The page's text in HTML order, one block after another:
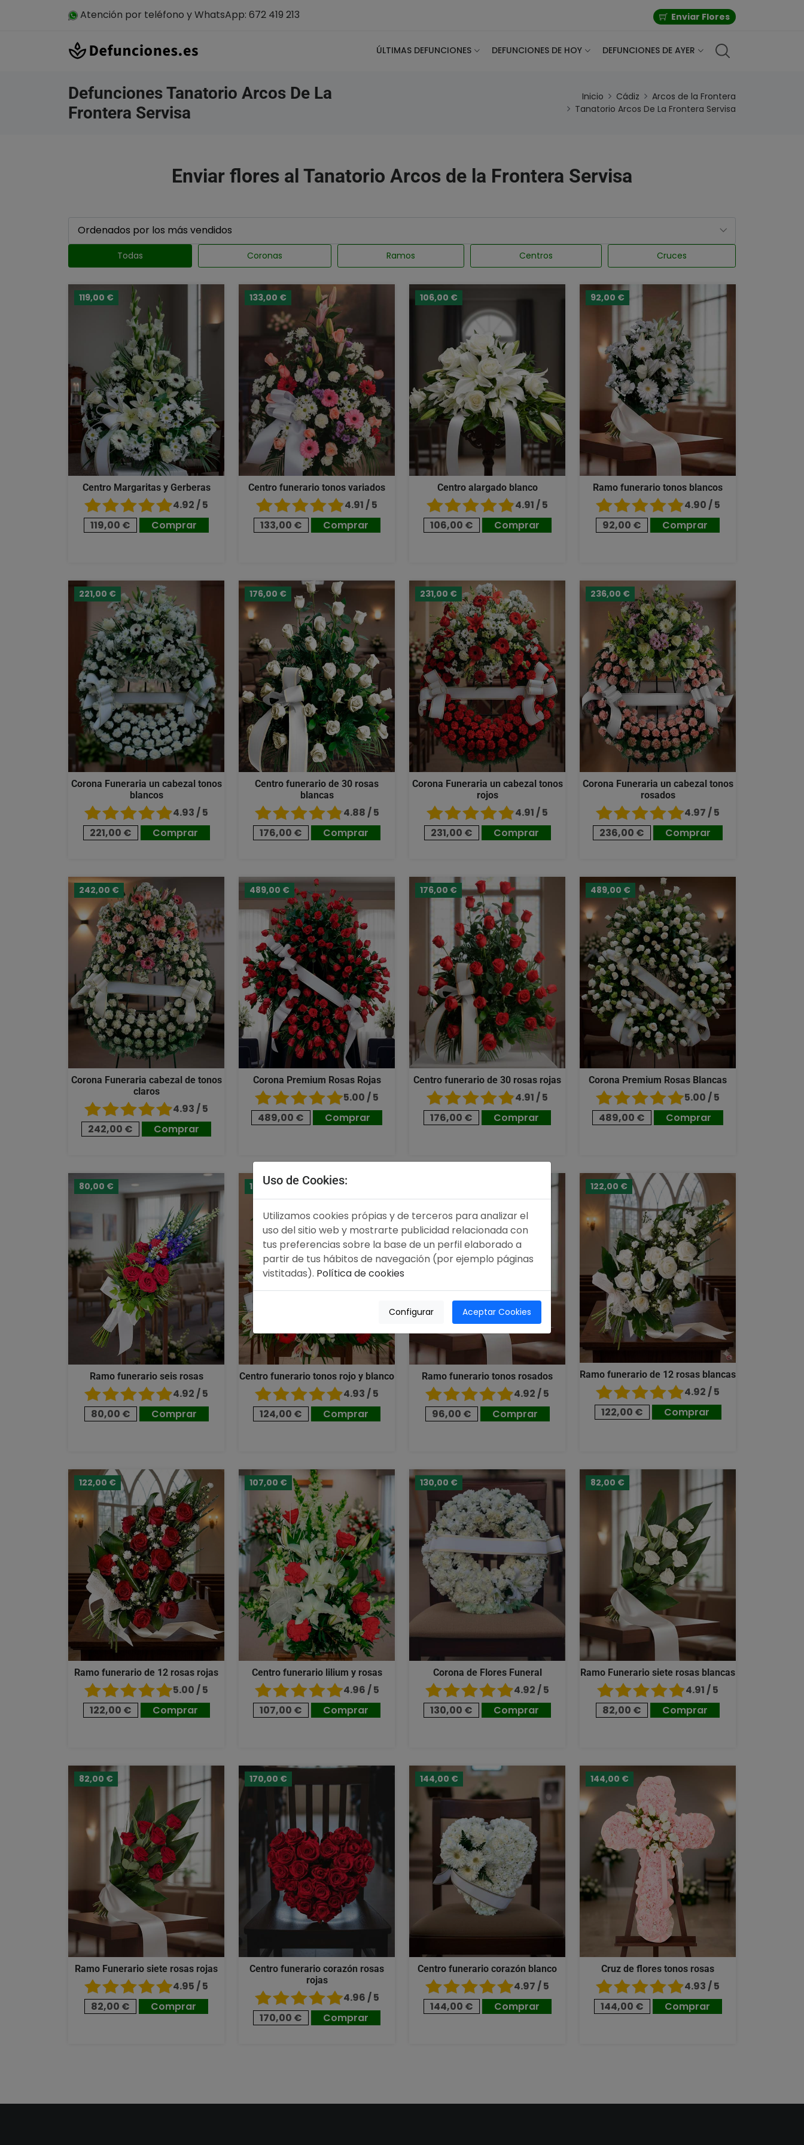
Atención por teléfono y WhatsApp: 672 419 213 Enviar Flores
ÚLTIMAS DEFUNCIONES DEFUNCIONES DE HOY DEFUNCIONES DE AYER
Defunciones Tanatorio Arcos De La
Frontera Servisa
Inicio Cádiz
Arcos de la Frontera
Tanatorio Arcos De La Frontera Servisa
Enviar flores al Tanatorio Arcos de la Frontera Servisa
Todas Coronas Ramos Centros Cruces
119,00 €
Centro Margaritas y Gerberas
4.92 / 5
119,00 €
Comprar
133,00 €
Centro funerario tonos variados
4.91 / 5
133,00 €
Comprar
106,00 €
Centro alargado blanco
4.91 / 5
106,00 €
Comprar
92,00 €
Ramo funerario tonos blancos
4.90 / 5
92,00 €
Comprar
221,00 €
Corona Funeraria un cabezal tonos
blancos
4.93 / 5
221,00 €
Comprar
176,00 €
Centro funerario de 30 rosas
blancas
4.88 / 5
176,00 €
Comprar
231,00 €
Corona Funeraria un cabezal tonos
rojos
4.91 / 5
231,00 €
Comprar
236,00 €
Corona Funeraria un cabezal tonos
rosados
4.97 / 5
236,00 €
Comprar
242,00 €
Corona Funeraria cabezal de tonos
claros
4.93 / 5
242,00 €
Comprar
489,00 €
Corona Premium Rosas Rojas
5.00 / 5
489,00 €
Comprar
176,00 €
Centro funerario de 30 rosas rojas
4.91 / 5
176,00 €
Comprar
489,00 €
Corona Premium Rosas Blancas
5.00 / 5
489,00 €
Comprar
80,00 €
Ramo funerario seis rosas
4.92 / 5
80,00 €
Comprar
124,00 €
Centro funerario tonos rojo y blanco
4.93 / 5
124,00 €
Comprar
Ramo funerario tonos rosados
4.92 / 5
96,00 €
Comprar
122,00 €
Ramo funerario de 12 rosas blancas
4.92 / 5
122,00 €
Comprar
122,00 €
Ramo funerario de 12 rosas rojas
5.00 / 5
122,00 €
Comprar
107,00 €
Centro funerario lilium y rosas
4.96 / 5
107,00 €
Comprar
130,00 €
Corona de Flores Funeral
4.92 / 5
130,00 €
Comprar
82,00 €
Ramo Funerario siete rosas blancas
4.91 / 5
82,00 €
Comprar
82,00 €
Ramo Funerario siete rosas rojas
4.95 / 5
82,00 €
Comprar
170,00 €
Centro funerario corazón rosas
rojas
4.96 / 5
170,00 €
Comprar
144,00 €
Centro funerario corazón blanco
4.97 / 5
144,00 €
Comprar
144,00 €
Cruz de flores tonos rosas
4.93 / 5
144,00 €
Comprar
Uso de Cookies:
Utilizamos cookies própias y de terceros para analizar el
uso del sitio web y mostrarte publicidad relacionada con
tus preferencias sobre la base de un perfil elaborado a
partir de tus hábitos de navegación (por ejemplo páginas
vistitadas). Política de cookies
Configurar Aceptar Cookies